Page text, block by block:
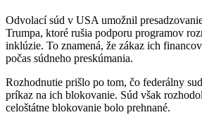
Odvolací súd v USA umožnil
Trumpa, ktoré rušia podporu programov
inklúzie. To znamená, že zákaz ich
počas súdneho preskúmania.
Rozhodnutie prišlo po tom, čo federálny
príkaz na ich blokovanie. Súd však
celoštátne blokovanie bolo prehnané.